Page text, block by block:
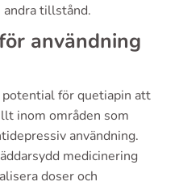
andra tillstånd.
användning
för quetiapin att
inom områden som
användning.
medicinering
doser och